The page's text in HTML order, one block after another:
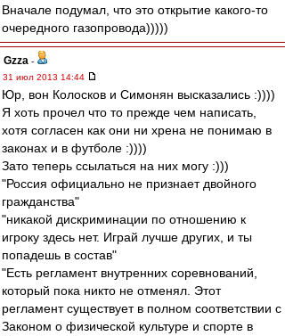
Вначале подумал, что это открытие какого-то
очередного газопровода)))))
Gzza -
31 июл 2013 14:44
Юр, вон Колосков и Симонян высказались :))))
Я хоть прочел что то прежде чем написать,
хотя согласен как они ни хрена не понимаю в
законах и в футболе :))))
Зато теперь ссылаться на них могу :)))
"Россия официально не признает двойного
гражданства"
"никакой дискриминации по отношению к
игроку здесь нет. Играй лучше других, и ты
попадешь в состав"
"Есть регламент внутренних соревнований,
который пока никто не отменял. Этот
регламент существует в полном соответствии с
Законом о физической культуре и спорте в